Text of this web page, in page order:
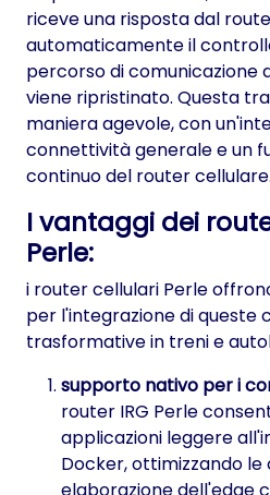
riceve una risposta dal
automaticamente il
percorso di comunicazione
viene ripristinato. Questa
maniera agevole, con
connettività generale e un
continuo del router cellulare.
I vantaggi dei
Perle:
i router cellulari Perle
per l'integrazione di queste
trasformative in treni e
supporto nativo per i
router IRG Perle
applicazioni leggere
Docker, ottimizzando